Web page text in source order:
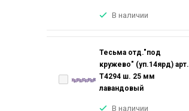
В наличии
Тесьма отд."под
кружево" (уп.14ярд) арт.
T4294 ш. 25 мм
лавандовый
В наличии